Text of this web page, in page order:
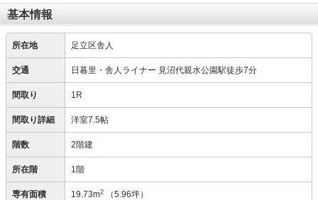
基本情報
所在地 足立区舎人
交通 日暮里・舎人ライナー 見沼代親水公園駅徒歩7分
間取り 1R
間取り詳細 洋室7.5帖
階数 2階建
所在階 1階
専有面積 19.73m2 （5.96坪）